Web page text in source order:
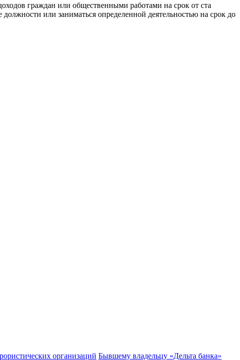
граждан или общественными работами на срок от ста
или заниматься определенной деятельностью на срок до
организаций Бывшему владельцу «Дельта банка»